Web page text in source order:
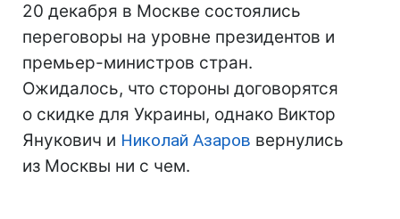
20 декабря в Москве состоялись
переговоры на уровне президентов и
премьер-министров стран.
Ожидалось, что стороны договорятся
о скидке для Украины, однако Виктор
Янукович и Николай Азаров вернулись
из Москвы ни с чем.